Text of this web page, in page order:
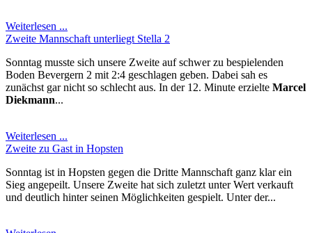
Weiterlesen ...
Zweite Mannschaft unterliegt Stella 2
Sonntag musste sich unsere Zweite auf schwer zu bespielenden
Boden Bevergern 2 mit 2:4 geschlagen geben. Dabei sah es
zunächst gar nicht so schlecht aus. In der 12. Minute erzielte Marcel
Diekmann...
Weiterlesen ...
Zweite zu Gast in Hopsten
Sonntag ist in Hopsten gegen die Dritte Mannschaft ganz klar ein
Sieg angepeilt. Unsere Zweite hat sich zuletzt unter Wert verkauft
und deutlich hinter seinen Möglichkeiten gespielt. Unter der...